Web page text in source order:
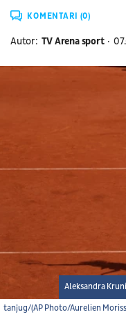
KOMENTARI (0)
Autor: TV Arena sport
tanjug/(AP Photo/Aurelien
Aleksandra